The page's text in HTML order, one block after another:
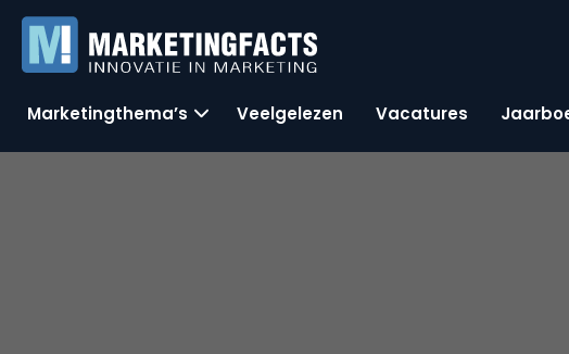
Marketingthema’s Veelgelezen Vacatures